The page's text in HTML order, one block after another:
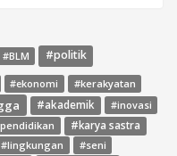
#BLM
#politik
#ekonomi #kerakyatan
#akademik #inovasi
#karya sastra
#lingkungan #seni